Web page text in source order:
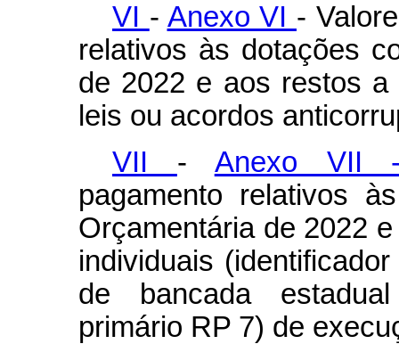
VI - Anexo VI -
relativos às dotações
de 2022 e aos restos
leis ou acordos
VII - Anexo VII
pagamento relativos
Orçamentária de 2022
individuais
de bancada
primário RP 7) de